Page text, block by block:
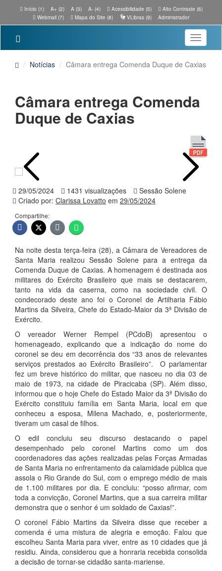
Início (1) A+ (2) A (3) A- (4) Acessibilidade (5)
Alto Contraste (6)
Webmail (7)
Mapa do Site (8) VLibras (9) Administrador
Toggle
Notícias Câmara entrega Comenda Duque de Caxias
Câmara entrega Comenda
Duque de Caxias
29/05/2024 1431 visualizações
Sessão Solene
Criado por: Clarissa Lovatto em 29/05/2024
Compartilhe:
Na noite desta terça-feira (28), a Câmara de Vereadores de
Santa Maria realizou Sessão Solene para a entrega da
Comenda Duque de Caxias. A homenagem é destinada aos
militares do Exército Brasileiro que mais se destacarem,
tanto na vida da caserna, como na sociedade civil. O
condecorado deste ano foi o Coronel de Artilharia Fábio
Martins da Silveira, Chefe do Estado-Maior da 3ª Divisão de
Exército.
O vereador Werner Rempel (PCdoB) apresentou o
homenageado, explicando que a indicação do nome do
coronel se deu em decorrência dos “33 anos de relevantes
serviços prestados ao Exército Brasileiro”. O parlamentar
fez um breve histórico do militar, que nasceu no dia 03 de
maio de 1973, na cidade de Piracicaba (SP). Além disso,
informou que o hoje Chefe do Estado Maior da 3ª Divisão do
Exército constituiu família em Santa Maria, local em que
conheceu a esposa, Milena Machado, e, posteriormente,
tiveram um casal de filhos.
O edil concluiu seu discurso destacando o papel
desempenhado pelo coronel Martins como um dos
coordenadores das ações realizadas pelas Forças Armadas
de Santa Maria no enfrentamento da calamidade pública que
assola o Rio Grande do Sul, com o emprego médio de mais
de 1.100 militares por dia. E concluiu: “posso afirmar, com
toda a convicção, Coronel Martins, que a sua carreira militar
demonstra que o senhor é um soldado de Caxias!”.
O coronel Fábio Martins da Silveira disse que receber a
comenda é uma mistura de alegria e emoção. Falou que
escolheu Santa Maria para viver, entre as 10 cidades que já
residiu. Ainda, considerou que a honraria recebida consolida
a decisão de tornar-se cidadão santa-mariense.